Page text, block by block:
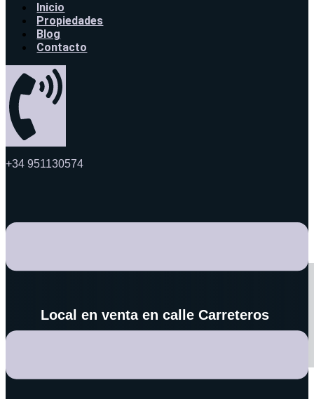
Inicio
Propiedades
Blog
Contacto
+34 951130574
Local en venta en calle Carreteros